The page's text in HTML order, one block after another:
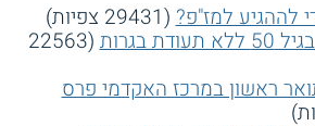
לההגיע למז"פ? (29431 צפיות)
בגרות (22563
ראשון במרכז האקדמי פרס